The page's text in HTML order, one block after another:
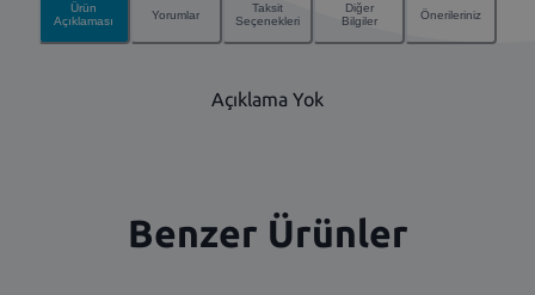
Ürün
Açıklaması
Yorumlar
Taksit
Seçenekleri
Diğer
Bilgiler
Önerileriniz
Açıklama Yok
Benzer Ürünler